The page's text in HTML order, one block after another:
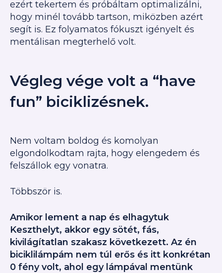
ezért tekertem és próbáltam optimalizálni,
hogy minél tovább tartson, miközben azért
segít is. Ez folyamatos fókuszt igényelt és
mentálisan megterhelő volt.
Végleg vége volt a “have
fun” biciklizésnek.
Nem voltam boldog és komolyan
elgondolkodtam rajta, hogy elengedem és
felszállok egy vonatra.
Többször is.
Amikor lement a nap és elhagytuk
Keszthelyt, akkor egy sötét, fás,
kivilágítatlan szakasz következett. Az én
biciklilámpám nem túl erős és itt konkrétan
0 fény volt, ahol egy lámpával mentünk